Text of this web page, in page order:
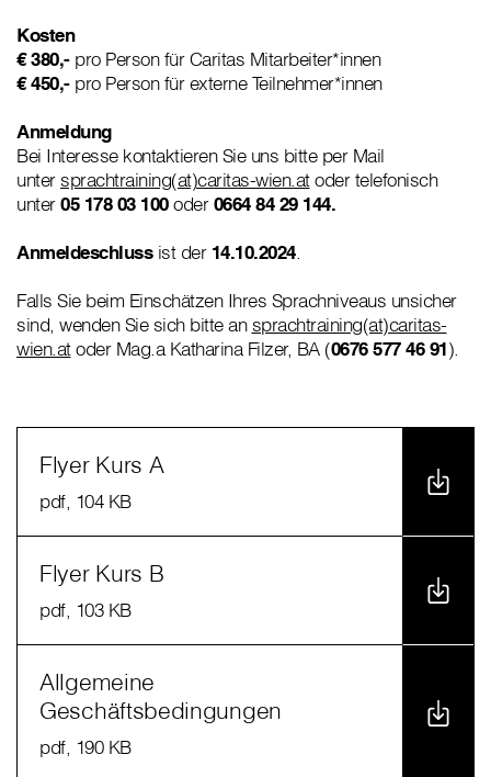
Kosten
€ 380,- pro Person für Caritas Mitarbeiter*innen
€ 450,- pro Person für externe Teilnehmer*innen
Anmeldung
Bei Interesse kontaktieren Sie uns bitte per Mail
untersprachtraining(at)caritas-wien.atoder telefonisch
unter05 178 03 100oder0664 84 29 144.
Anmeldeschluss ist der 14.10.2024.
Falls Sie beim Einschätzen Ihres Sprachniveaus unsicher
sind, wenden Sie sich bitte ansprachtraining(at)caritas-
wien.atoder Mag.a Katharina Filzer, BA (0676 577 46 91).
Flyer Kurs A
pdf, 104 KB
Flyer Kurs B
pdf, 103 KB
Allgemeine
Geschäftsbedingungen
pdf, 190 KB